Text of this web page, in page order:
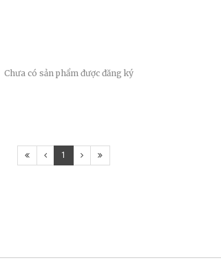
Chưa có sản phẩm được đăng ký
1